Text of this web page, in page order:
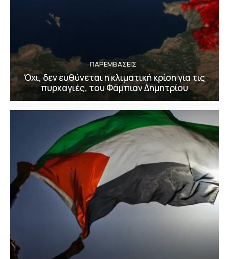
ΠΑΡΕΜΒΑΣΕΙΣ
Όχι, δεν ευθύνεται η κλιματική κρίση για τις
πυρκαγιές, του Φάμπιαν Δημητρίου